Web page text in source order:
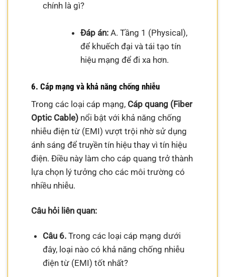
chính là gì?
Đáp án:A. Tầng 1 (Physical),
để khuếch đại và tái tạo tín
hiệu mạng để đi xa hơn.
6. Cáp mạng và khả năng chống nhiễu
Trong các loại cáp mạng, Cáp quang (Fiber
Optic Cable) nổi bật với khả năng chống
nhiễu điện từ (EMI) vượt trội nhờ sử dụng
ánh sáng để truyền tín hiệu thay vì tín hiệu
điện. Điều này làm cho cáp quang trở thành
lựa chọn lý tưởng cho các môi trường có
nhiều nhiễu.
Câu hỏi liên quan:
Câu 6.Trong các loại cáp mạng dưới
đây, loại nào có khả năng chống nhiễu
điện từ (EMI) tốt nhất?